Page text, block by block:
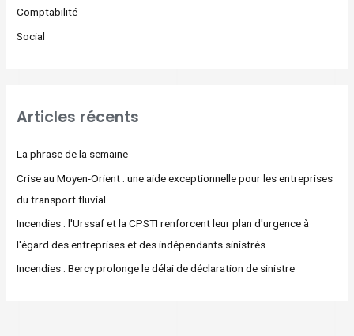
Comptabilité
Social
Articles récents
La phrase de la semaine
Crise au Moyen-Orient : une aide exceptionnelle pour les entreprises
du transport fluvial
Incendies : l'Urssaf et la CPSTI renforcent leur plan d'urgence à
l'égard des entreprises et des indépendants sinistrés
Incendies : Bercy prolonge le délai de déclaration de sinistre